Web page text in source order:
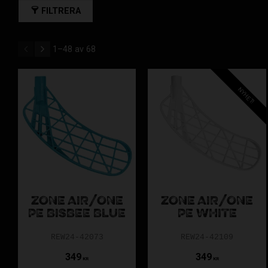
Maker och Zuper
FILTRERA
1–48 av 68
ZONE AIR/ONE
PE BISBEE BLUE
349 KR
ZONE AIR/ONE
PE WHITE
349KR
NYHET!